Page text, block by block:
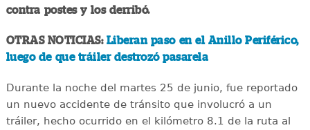
contra postes y los derribó.
OTRAS NOTICIAS: Liberan paso en el Anillo Periférico,
luego de que tráiler destrozó pasarela
Durante la noche del martes 25 de junio, fue reportado
un nuevo accidente de tránsito que involucró a un
tráiler, hecho ocurrido en el kilómetro 8.1 de la ruta al